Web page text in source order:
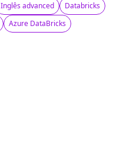
Inglês advanced
Databricks
Azure DataBricks